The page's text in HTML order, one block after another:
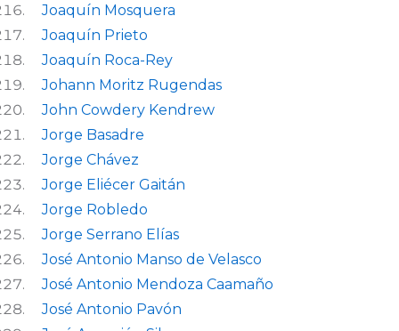
Joaquín Mosquera
Joaquín Prieto
Joaquín Roca-Rey
Johann Moritz Rugendas
John Cowdery Kendrew
Jorge Basadre
Jorge Chávez
Jorge Eliécer Gaitán
Jorge Robledo
Jorge Serrano Elías
José Antonio Manso de Velasco
José Antonio Mendoza Caamaño
José Antonio Pavón